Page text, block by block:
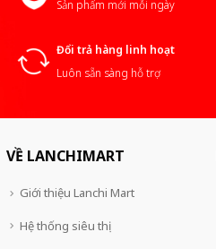
Sản phẩm mới mỗi ngày
Đổi trả hàng linh hoạt
Luôn sẵn sàng hỗ trợ
VỀ LANCHIMART
Giới thiệu Lanchi Mart
Hệ thống siêu thị